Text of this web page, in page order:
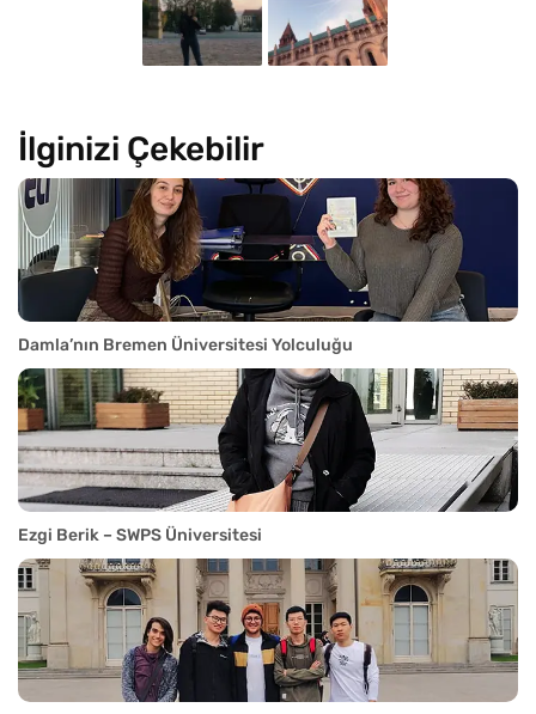
İlginizi Çekebilir
Damla’nın Bremen Üniversitesi Yolculuğu
Ezgi Berik – SWPS Üniversitesi